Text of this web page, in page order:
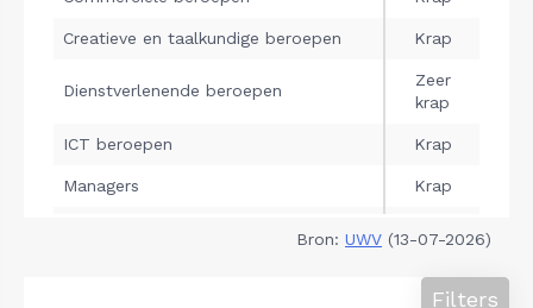
Bron: UWV (13-07-2026)
Filters